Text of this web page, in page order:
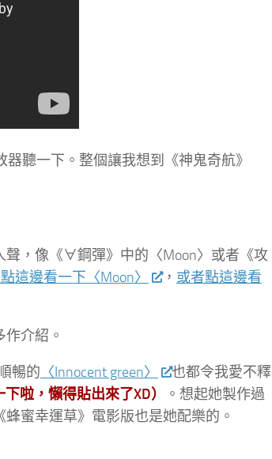
聽一下。整個讓我想到《神鬼奇航》
聲，像《∀鋼彈》中的〈Moon〉或者《攻
這邊看一下〈Moon〉 ， 或者點這邊看
介紹。
暢的 〈Innocent green〉
也都令我愛不釋
啦，懶得貼出來了XD）
。想起她製作過
蜜幸運草》電影版也是她配樂的。